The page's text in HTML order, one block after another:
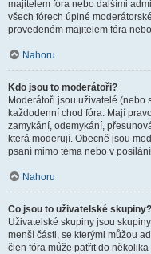
majitelem fóra nebo dalšími
všech fórech úplné
provedeném majitelem fóra
Nahoru
Kdo jsou to moderátoři?
Moderátoři jsou uživatelé (nebo
každodenní chod fóra. Mají
zamykání, odemykání,
která moderují. Obecně jsou
psaní mimo téma nebo v
Nahoru
Co jsou to uživatelské skupiny?
Uživatelské skupiny jsou
menší části, se kterými můžou
člen fóra může patřit do